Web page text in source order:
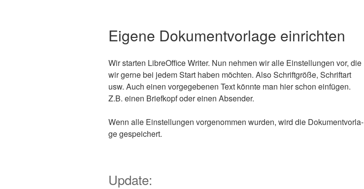
Eigene Dokumentvorlage einrichten
Wir star­ten Libre­Of­fice Wri­ter. Nun neh­men wir alle Ein­stel­lun­gen vor, die
wir ger­ne bei jedem Start haben möch­ten. Also Schrift­grö­ße, Schrift­art
usw. Auch einen vor­ge­ge­be­nen Text könn­te man hier schon ein­fü­gen.
Z.B. einen Brief­kopf oder einen Absender.
Wenn alle Ein­stel­lun­gen vor­ge­nom­men wur­den, wird die Doku­ment­vor­la­
ge gespeichert.
Update: